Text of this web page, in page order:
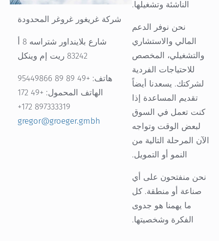
الناشئة وتشغيلها.
نحن نوفر الدعم
المالي والاستشاري
والتشغيلي، المخصص
للاحتياجات الفردية
لشركتك. يسعدنا أيضاً
تقديم المساعدة إذا
كنت تعمل في السوق
لبعض الوقت وتواجه
الآن المرحلة التالية من
النمو أو التمويل.
نحن منفتحون على أي
صناعة أو منطقة. كل
ما يهمنا هو جدوى
الفكرة وشخصيتها.
شركة غريغور غروغر المحدودة
شارع بلاينداور شتراسه 8 أ
83242 ريت إم وينكل
هاتف: +49 89 89 95449866
الهاتف المحمول: +49 172
897333319 172+
gregor@groeger.gmbh